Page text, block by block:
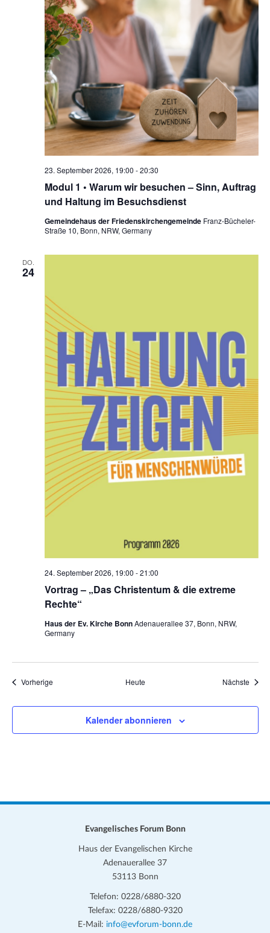
Modul 1 • Warum wir besuchen – Sinn, Auftrag
und Haltung im Besuchsdienst
23. September 2026, 19:00 -20:30
Gemeindehaus der Friedenskirchengemeinde Franz-Bücheler-
Straße 10, Bonn, NRW, Germany
DO.
24
Vortrag – „Das Christentum & die extreme
Rechte“
24. September 2026, 19:00 -21:00
Haus der Ev. Kirche BonnAdenauerallee 37, Bonn, NRW,
Germany
VorherigeVeranstaltungen Heute Nächste
Kalender abonnieren
Evangelisches Forum Bonn
Haus der Evangelischen Kirche
Adenauerallee 37
53113 Bonn
Telefon: 0228/6880-320
Telefax: 0228/6880-9320
E-Mail: info@evforum-bonn.de